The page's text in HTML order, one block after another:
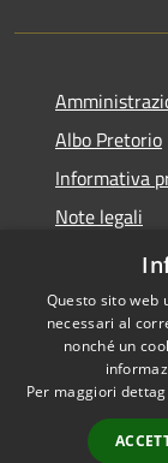
Albo Pretorio
Informativa
Note legali
Accessibilità
Questo sito web
necessari al
nonché un
Per maggiori